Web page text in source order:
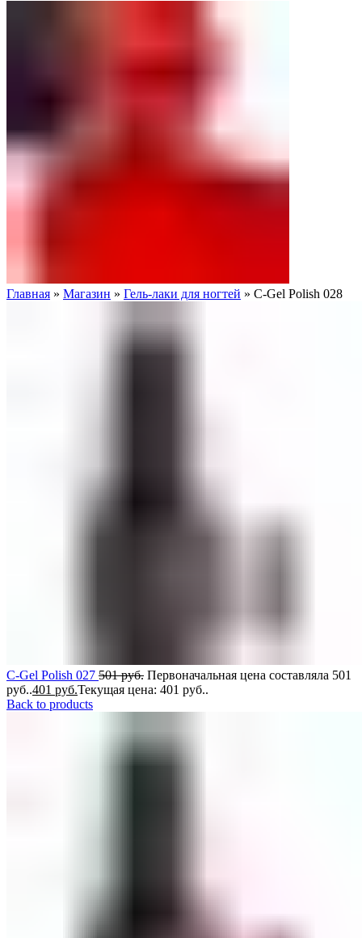
Главная » Магазин » Гель-лаки для ногтей » C-Gel Polish 028
C-Gel Polish 027 501руб. Первоначальная цена составляла 501
руб..401 руб.Текущая цена: 401 руб..
Back to products